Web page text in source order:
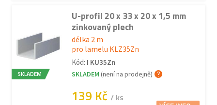
SKLADEM
U-profil 20 x 33 x 20 x 1,5 mm
zinkovaný plech
délka 2 m
pro lamelu KLZ35Zn
Kód: I KU35Zn
SKLADEM (není na prodejně)
139 Kč / ks